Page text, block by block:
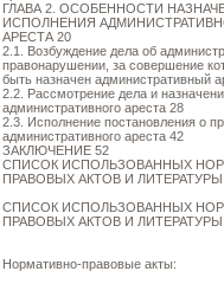
ГЛАВА 2. ОСОБЕННОСТИ
ИСПОЛНЕНИЯ
АРЕСТА 20
2.1. Возбуждение дела об
правонарушении, за совершение
быть назначен административный
2.2. Рассмотрение дела и
административного ареста 28
2.3. Исполнение постановления о
административного ареста 42
ЗАКЛЮЧЕНИЕ 52
СПИСОК ИСПОЛЬЗОВАННЫХ
ПРАВОВЫХ АКТОВ И ЛИТЕРАТУРЫ
СПИСОК ИСПОЛЬЗОВАННЫХ
ПРАВОВЫХ АКТОВ И ЛИТЕРАТУРЫ
Нормативно-правовые акты: